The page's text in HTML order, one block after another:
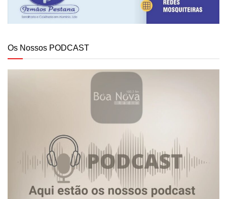
Os Nossos PODCAST